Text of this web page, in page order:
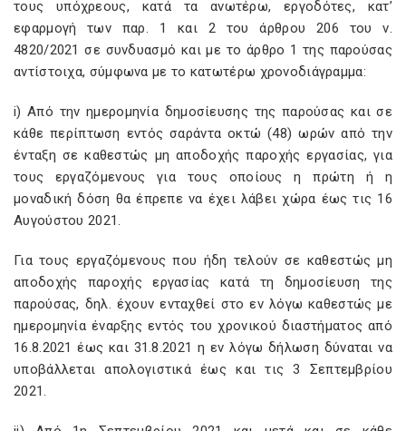
τους υπόχρεους, κατά τα ανωτέρω, εργοδότες, κατ’
εφαρμογή των παρ. 1 και 2 του άρθρου 206 του ν.
4820/2021 σε συνδυασμό και με το άρθρο 1 της παρούσας
αντίστοιχα, σύμφωνα με το κατωτέρω χρονοδιάγραμμα:
i) Από την ημερομηνία δημοσίευσης της παρούσας και σε
κάθε περίπτωση εντός σαράντα οκτώ (48) ωρών από την
ένταξη σε καθεστώς μη αποδοχής παροχής εργασίας, για
τους εργαζόμενους για τους οποίους η πρώτη ή η
μοναδική δόση θα έπρεπε να έχει λάβει χώρα έως τις 16
Αυγούστου 2021.
Για τους εργαζόμενους που ήδη τελούν σε καθεστώς μη
αποδοχής παροχής εργασίας κατά τη δημοσίευση της
παρούσας, δηλ. έχουν ενταχθεί στο εν λόγω καθεστώς με
ημερομηνία έναρξης εντός του χρονικού διαστήματος από
16.8.2021 έως και 31.8.2021 η εν λόγω δήλωση δύναται να
υποβάλλεται απολογιστικά έως και τις 3 Σεπτεμβρίου
2021.